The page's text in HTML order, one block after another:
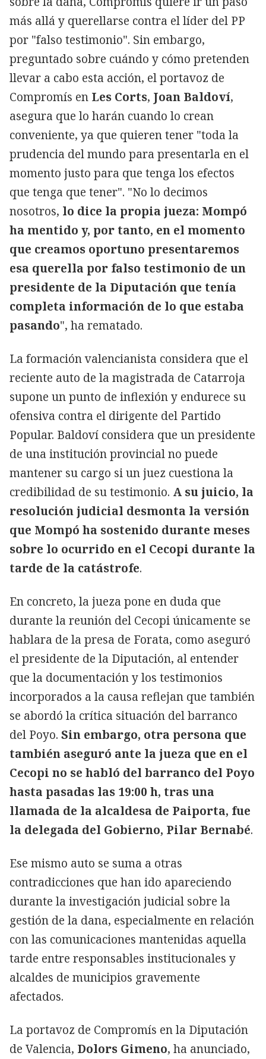
más allá y querellarse contra el líder del PP
por "falso testimonio". Sin embargo,
preguntado sobre cuándo y cómo pretenden
llevar a cabo esta acción, el portavoz de
Compromís en Les Corts, Joan Baldoví,
asegura que lo harán cuando lo crean
conveniente, ya que quieren tener "toda la
prudencia del mundo para presentarla en el
momento justo para que tenga los efectos
que tenga que tener". "No lo decimos
nosotros, lo dice la propia jueza: Mompó
ha mentido y, por tanto, en el momento
que creamos oportuno presentaremos
esa querella por falso testimonio de un
presidente de la Diputación que tenía
completa información de lo que estaba
pasando", ha rematado.
La formación valencianista considera que el
reciente auto de la magistrada de Catarroja
supone un punto de inflexión y endurece su
ofensiva contra el dirigente del Partido
Popular. Baldoví considera que un presidente
de una institución provincial no puede
mantener su cargo si un juez cuestiona la
credibilidad de su testimonio. A su juicio, la
resolución judicial desmonta la versión
que Mompó ha sostenido durante meses
sobre lo ocurrido en el Cecopi durante la
tarde de la catástrofe.
En concreto, la jueza pone en duda que
durante la reunión del Cecopi únicamente se
hablara de la presa de Forata, como aseguró
el presidente de la Diputación, al entender
que la documentación y los testimonios
incorporados a la causa reflejan que también
se abordó la crítica situación del barranco
del Poyo. Sin embargo, otra persona que
también aseguró ante la jueza que en el
Cecopi no se habló del barranco del Poyo
hasta pasadas las 19:00 h, tras una
llamada de la alcaldesa de Paiporta, fue
la delegada del Gobierno, Pilar Bernabé.
Ese mismo auto se suma a otras
contradicciones que han ido apareciendo
durante la investigación judicial sobre la
gestión de la dana, especialmente en relación
con las comunicaciones mantenidas aquella
tarde entre responsables institucionales y
alcaldes de municipios gravemente
afectados.
La portavoz de Compromís en la Diputación
de Valencia, Dolors Gimeno, ha anunciado,